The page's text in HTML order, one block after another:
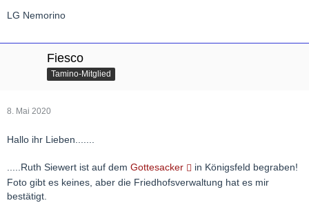
LG Nemorino
Fiesco
Tamino-Mitglied
8. Mai 2020
Hallo ihr Lieben.......
.....Ruth Siewert ist auf dem Gottesacker
in Königsfeld begraben!
Foto gibt es keines, aber die Friedhofsverwaltung hat es mir
bestätigt.